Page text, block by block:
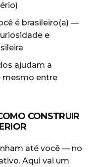
é brasileiro(a) —
e
ajudam a
mesmo entre
CONSTRUIR
até você — no
Aqui vai um